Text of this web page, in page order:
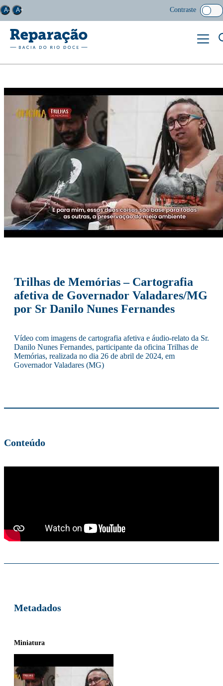
A- A+ Contraste
Trilhas de Memórias – Cartografia
afetiva de Governador Valadares/MG
por Sr Danilo Nunes Fernandes
Vídeo com imagens de cartografia afetiva e áudio-relato da Sr.
Danilo Nunes Fernandes, participante da oficina Trilhas de
Memórias, realizada no dia 26 de abril de 2024, em
Governador Valadares (MG)
Conteúdo
Metadados
Miniatura